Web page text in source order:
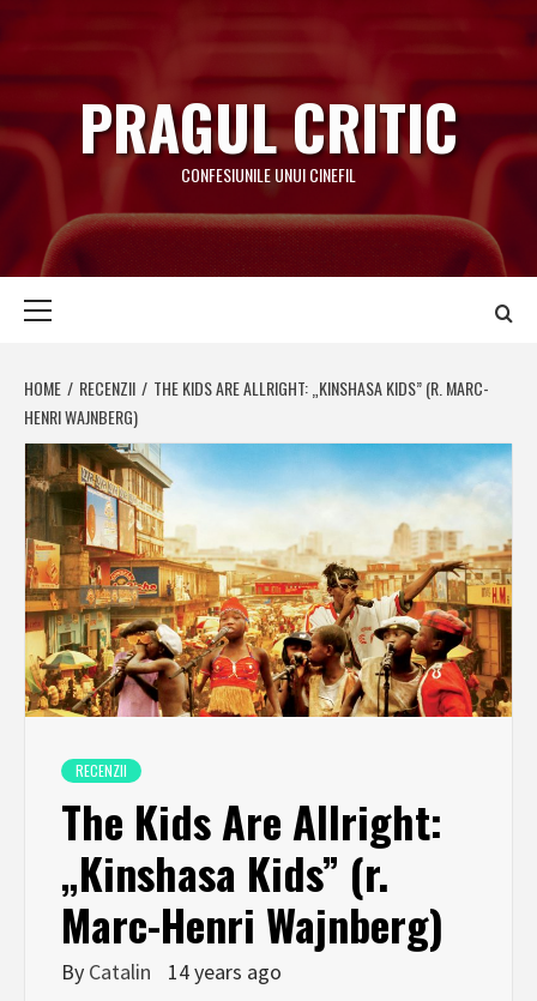
to
content
PRAGUL CRITIC
CONFESIUNILE UNUI CINEFIL
HOME RECENZII
THE KIDS ARE ALLRIGHT: „KINSHASA KIDS” (R. MARC-
HENRI WAJNBERG)
RECENZII
The Kids Are Allright:
„Kinshasa Kids” (r.
Marc-Henri Wajnberg)
By Catalin 14 years ago